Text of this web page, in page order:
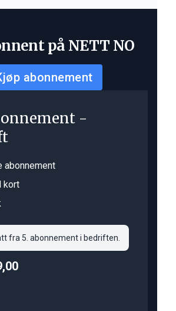
på NETT NO
abonnement
-
abonnement
kort
fra 5. abonnement i bedriften.